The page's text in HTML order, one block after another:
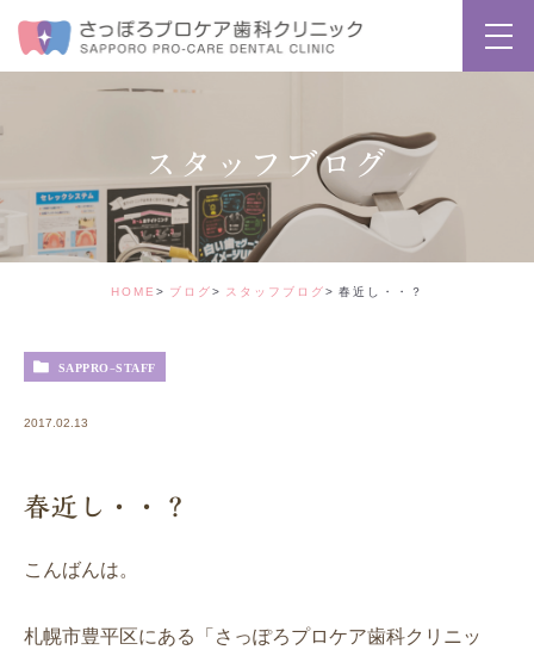
スタッフブログ
HOME ブログ スタッフブログ 春近し・・？
SAPPRO-STAFF
2017.02.13
春近し・・？
こんばんは。
札幌市豊平区にある「さっぽろプロケア歯科クリニッ